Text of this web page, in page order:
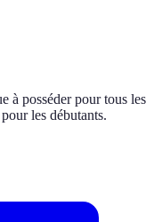
à posséder pour tous les
les débutants.